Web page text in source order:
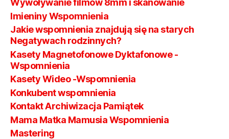
Wywoływanie filmów 8mm i skanowanie
Imieniny Wspomnienia
Jakie wspomnienia znajdują się na starych
Negatywach rodzinnych?
Kasety Magnetofonowe Dyktafonowe -
Wspomnienia
Kasety Wideo -Wspomnienia
Konkubent wspomnienia
Kontakt Archiwizacja Pamiątek
Mama Matka Mamusia Wspomnienia
Mastering